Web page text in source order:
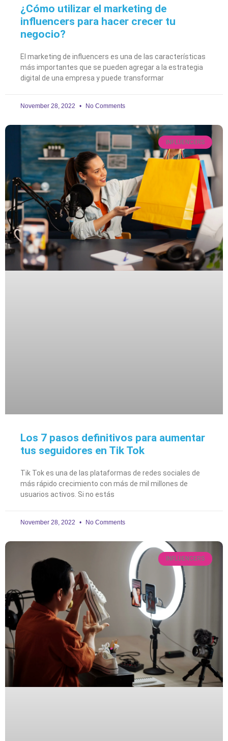
¿Cómo utilizar el marketing de
influencers para hacer crecer tu
negocio?
El marketing de influencers es una de las características
más importantes que se pueden agregar a la estrategia
digital de una empresa y puede transformar
November 28, 2022 No Comments
INFLUENCERS
Los 7 pasos definitivos para aumentar
tus seguidores en Tik Tok
Tik Tok es una de las plataformas de redes sociales de
más rápido crecimiento con más de mil millones de
usuarios activos. Si no estás
November 28, 2022 No Comments
INFLUENCERS